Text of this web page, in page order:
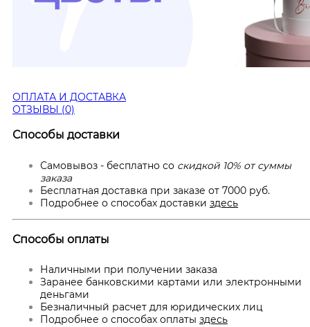
ОПЛАТА И ДОСТАВКА
ОТЗЫВЫ (0)
Способы доставки
Самовывоз - бесплатно со скидкой 10% от суммы
заказа
Бесплатная доставка при заказе от 7000 руб.
Подробнее о способах доставки здесь
Способы оплаты
Наличными при получении заказа
Заранее банковскими картами или электронными
деньгами
Безналичный расчет для юридических лиц
Подробнее о способах оплаты здесь